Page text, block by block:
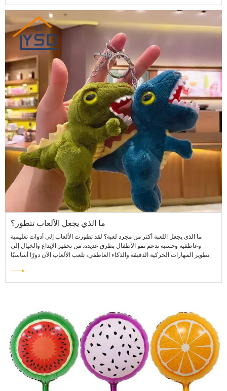
ما الذي يجعل الألعاب تتطور؟
ما الذي يجعل اللعبة أكثر من مجرد لعبة؟ لقد تطورت الألعاب إلى أدوات تعليمية
وعاطفية وحسية تدعم نمو الأطفال بطرق عديدة. من تحفيز الإبداع والخيال إلى
تطوير المهارات الحركية الدقيقة والذكاء العاطفي، تلعب الألعاب الآن دورًا أساسيًا